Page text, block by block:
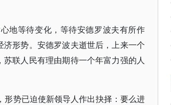
地等待变化，等待安德罗波夫有所作
形势。安德罗波夫逝世后，上来一个
联人民有理由期待一个年富力强的人
势已迫使新领导人作出抉择：要么进